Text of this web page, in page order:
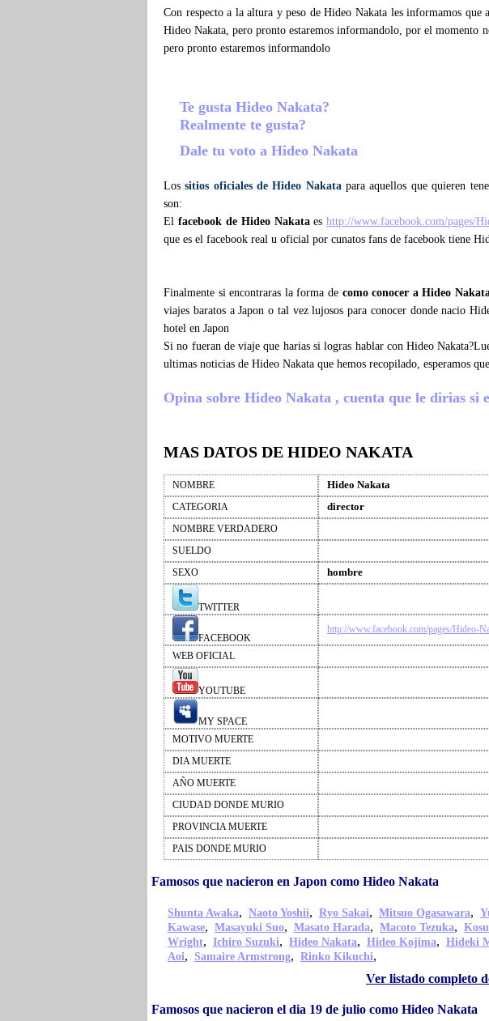
Con respecto a la altura y peso de Hideo Nakata les informamos que
Hideo Nakata, pero pronto estaremos informandolo, por el momento
pero pronto estaremos informandolo
Te gusta Hideo Nakata?
Realmente te gusta?
Dale tu voto a Hideo Nakata
Lossitios oficiales de Hideo Nakatapara aquellos que quieren
son:
El facebook de Hideo Nakataeshttp://www.facebook.com/pages/
que es el facebook real u oficial por cunatos fans de facebook tiene
Finalmente si encontraras la forma de como conocer a Hideo
viajes baratos a Japon o tal vez lujosos para conocer donde nacio
hotel en Japon
Si no fueran de viaje que harias si logras hablar con Hideo
ultimas noticias de Hideo Nakata que hemos recopilado, esperamos
Opina sobre Hideo Nakata , cuenta que le dirias si
MAS DATOS DE HIDEO NAKATA
NOMBRE Hideo Nakata
CATEGORIA director
NOMBRE VERDADERO
SUELDO
SEXO
hombre
TWITTER
FACEBOOK
http://www.facebook.com/pages/Hideo-
WEB OFICIAL
YOUTUBE
MY SPACE
MOTIVO MUERTE
DIA MUERTE
AÑO MUERTE
CIUDAD DONDE MURIO
PROVINCIA MUERTE
PAIS DONDE MURIO
Famosos que nacieron en Japon como Hideo Nakata
Shunta Awaka, Naoto Yoshii, Ryo Sakai, Mitsuo Ogasawara,
Kawase, Masayuki Suo, Masato Harada, Macoto Tezuka,
Wright, Ichiro Suzuki, Hideo Nakata, Hideo Kojima, Hideki
Aoi, Samaire Armstrong, Rinko Kikuchi,
Ver listado completo
Famosos que nacieron el dia 19 de julio como Hideo Nakata